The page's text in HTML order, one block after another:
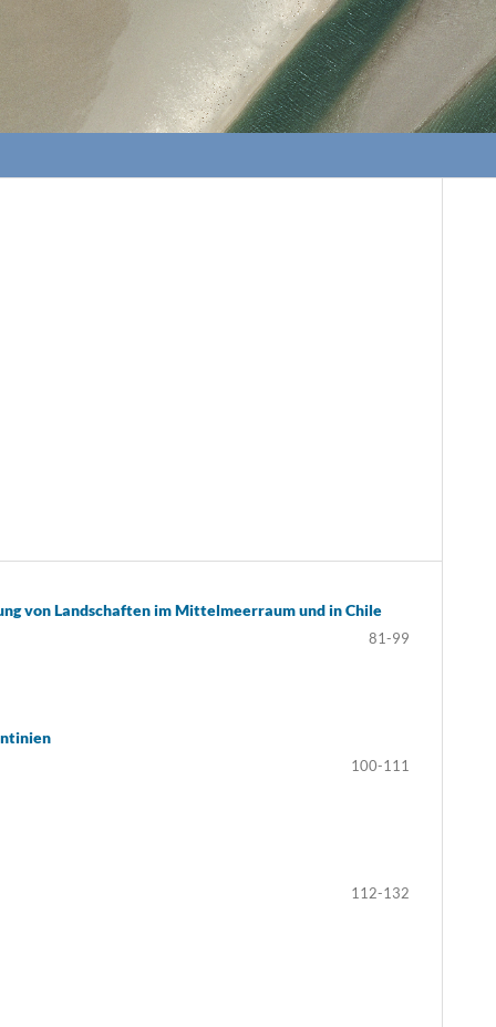
von Landschaften im Mittelmeerraum und in Chile
81-99
100-111
112-132